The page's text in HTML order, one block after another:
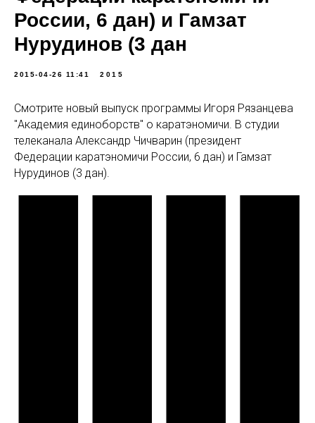
России, 6 дан) и Гамзат
Нурудинов (3 дан
2015-04-26 11:41 2015
Смотрите новый выпуск программы Игоря Рязанцева
"Академия единоборств" о каратэномичи. В студии
телеканала Александр Чичварин (президент
Федерации каратэномичи России, 6 дан) и Гамзат
Нурудинов (3 дан).